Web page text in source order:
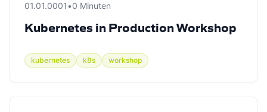
01.01.0001 •0 Minuten
Kubernetes in Production Workshop
kubernetes k8s workshop